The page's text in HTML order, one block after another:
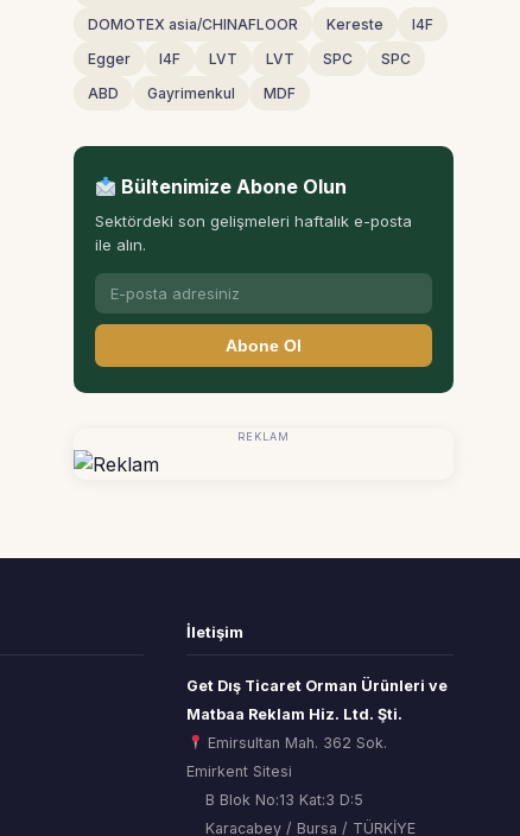
DOMOTEX asia/CHINAFLOOR
Kereste
I4F
Egger
I4F LVT LVT SPC
SPC
ABD
Gayrimenkul MDF
Bültenimize Abone Olun
Sektördeki son gelişmeleri haftalık e-posta
ile alın.
Abone Ol
REKLAM
İletişim
Get Dış Ticaret Orman Ürünleri ve
Matbaa Reklam Hiz. Ltd. Şti.
Emirsultan Mah. 362 Sok.
Emirkent Sitesi
B Blok No:13 Kat:3 D:5
Karacabey / Bursa / TÜRKİYE